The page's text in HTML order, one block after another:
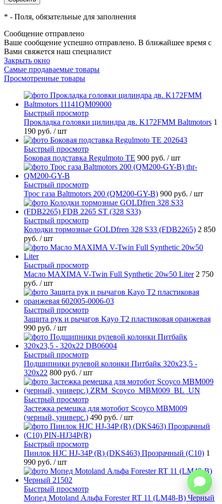
* - Поля, обязательные для заполнения
Сообщение отправлено
Ваше сообщение успешно отправлено. В ближайшее время с
Вами свяжется наш специалист
Закрыть окно
Самые продаваемые товары
Просмотренные товары
Быстрый просмотр
Прокладка головки цилиндра дв. K172FMM Baltmotors 1
190 руб. / шт
Быстрый просмотр
Боковая подставка Regulmoto TE 900 руб. / шт
Быстрый просмотр
Трос газа Baltmotors 200 (QM200-GY-B) 900 руб. / шт
Быстрый просмотр
Колодки тормозные GOLDfren 328 S33 (FDB2265) 2 850
руб. / шт
Быстрый просмотр
Масло MAXIMA V-Twin Full Synthetic 20w50 Liter 2 750
руб. / шт
Быстрый просмотр
Защита рук и рычагов Kayo T2 пластиковая оранжевая
990 руб. / шт
Быстрый просмотр
Подшипники рулевой колонки Питбайк 320x23,5 -
320x22 800 руб. / шт
Быстрый просмотр
Застежка ремешка для мотобот Scoyco MBM009
(черный, универс.) 490 руб. / шт
Быстрый просмотр
Пинлок HJC HJ-34P (R) (DKS463) Прозрачный (C10) 1
990 руб. / шт
Быстрый просмотр
Мопед Motoland Альфа Forester RT 11 (LM48-B) Черный